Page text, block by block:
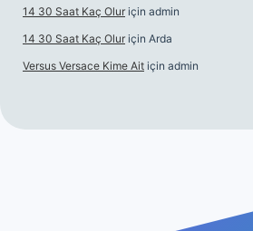
14 30 Saat Kaç Olur için admin
14 30 Saat Kaç Olur için Arda
Versus Versace Kime Ait için admin